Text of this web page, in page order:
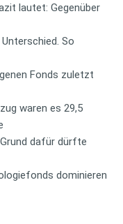
lautet: Gegenüber
So
Fonds zuletzt
waren es 29,5
dafür dürfte
dominieren